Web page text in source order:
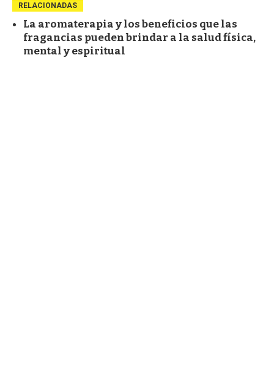
RELACIONADAS
La aromaterapia y los beneficios que las
fragancias pueden brindar a la salud física,
mental y espiritual